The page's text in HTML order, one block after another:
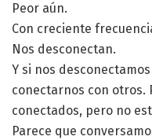
Peor aún.
Con creciente
Nos desconectan.
Y si nos
conectarnos con otros.
conectados, pero no
Parece que